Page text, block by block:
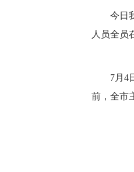
今日
人员全员
7月4
前，全市